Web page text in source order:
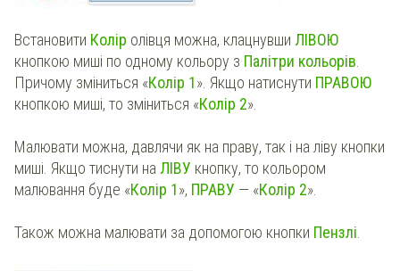
Встановити Колір олівця можна, клацнувши ЛІВОЮ
кнопкою миші по одному кольору з Палітри кольорів.
Причому зміниться «Колір 1». Якщо натиснути ПРАВОЮ
кнопкою миші, то зміниться «Колір 2».
Малювати можна, давлячи як на праву, так і на ліву кнопки
миші. Якщо тиснути наЛІВУ кнопку, то кольором
малювання буде «Колір 1», ПРАВУ — «Колір 2».
Також можна малювати за допомогою кнопки Пензлі.